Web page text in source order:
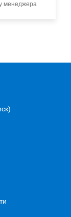
менеджера